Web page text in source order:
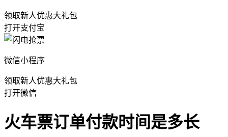
领取新人优惠大礼包
打开支付宝
微信小程序
领取新人优惠大礼包
打开微信
火车票订单付款时间是多长